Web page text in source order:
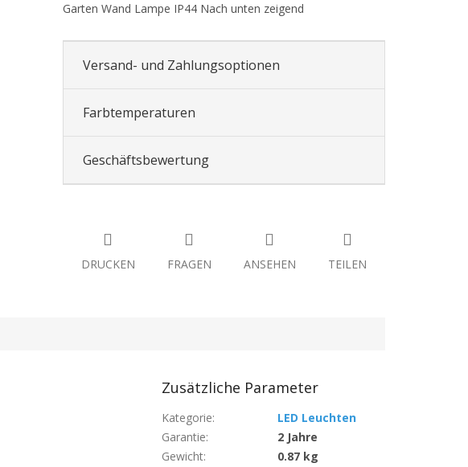
Garten Wand Lampe IP44 Nach unten zeigend
Versand- und Zahlungsoptionen
Farbtemperaturen
Geschäftsbewertung
DRUCKEN FRAGEN ANSEHEN TEILEN
Zusätzliche Parameter
Kategorie:
LED Leuchten
Garantie:
2 Jahre
Gewicht:
0.87 kg